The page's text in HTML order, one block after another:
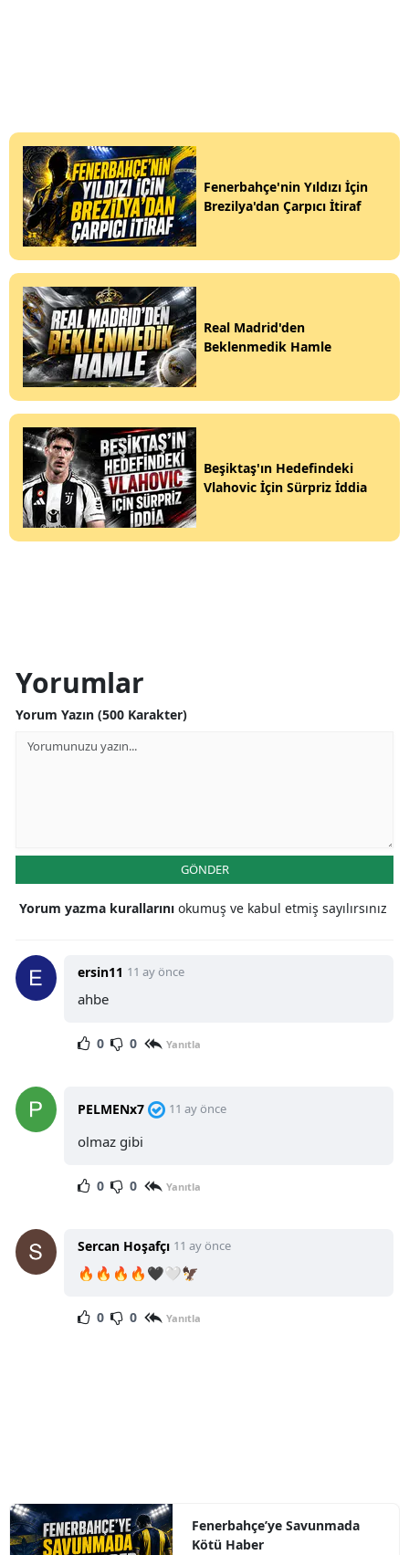
Fenerbahçe'nin Yıldızı İçin
Brezilya'dan Çarpıcı İtiraf
Real Madrid'den
Beklenmedik Hamle
Beşiktaş'ın Hedefindeki
Vlahovic İçin Sürpriz İddia
Yorumlar
Yorum Yazın (500 Karakter)
GÖNDER
Yorum yazma kurallarını okumuş ve kabul etmiş sayılırsınız
ersin11 11 ay önce
ahbe
0 0 Yanıtla
PELMENx7 11 ay önce
olmaz gibi
0 0 Yanıtla
Sercan Hoşafçı 11 ay önce
🔥🔥🔥🔥🖤🤍🦅
0 0 Yanıtla
Fenerbahçe’ye Savunmada
Kötü Haber